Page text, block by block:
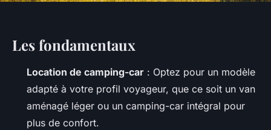
Les fondamentaux
Location de camping-car : Optez pour un modèle
adapté à votre profil voyageur, que ce soit un van
aménagé léger ou un camping-car intégral pour
plus de confort.